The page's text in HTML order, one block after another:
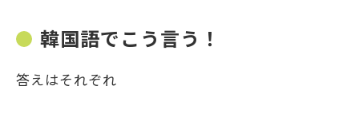
韓国語でこう言う！
答えはそれぞれ